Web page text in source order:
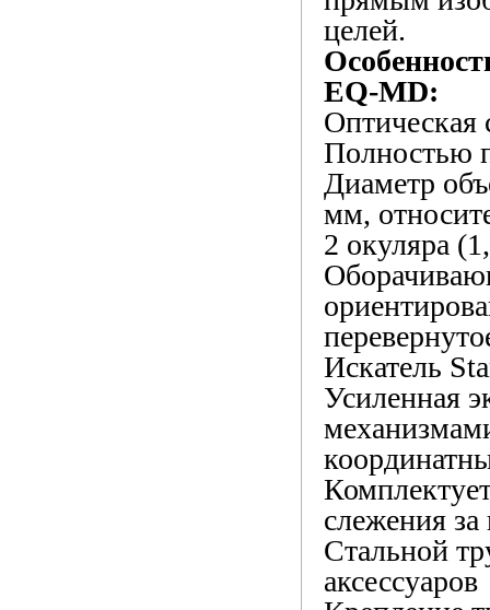
целей.
EQ-MD:
Оптическая
Полностью
Диаметр
мм,
2 окуляра
Искатель
Усиленная
слежения
Стальной
аксессуаров